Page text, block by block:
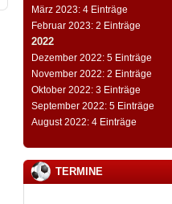
März 2023: 4 Einträge
Februar 2023: 2 Einträge
2022
Dezember 2022: 5 Einträge
November 2022: 2 Einträge
Oktober 2022: 3 Einträge
September 2022: 5 Einträge
August 2022: 4 Einträge
TERMINE